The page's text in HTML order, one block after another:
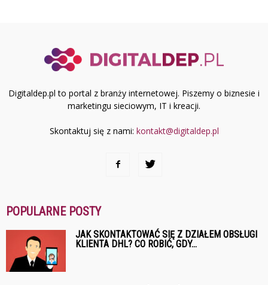
Digitaldep.pl to portal z branży internetowej. Piszemy o biznesie i
marketingu sieciowym, IT i kreacji.
Skontaktuj się z nami: kontakt@digitaldep.pl
POPULARNE POSTY
JAK SKONTAKTOWAĆ SIĘ Z DZIAŁEM OBSŁUGI
KLIENTA DHL? CO ROBIĆ, GDY...